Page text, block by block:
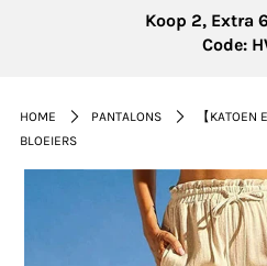
Koop 2, Extra
Code:
HOME PANTALONS
【KATOEN
BLOEIERS